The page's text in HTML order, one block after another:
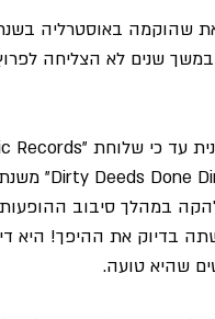
שנים לא הצליחה
במהלך סיבוב ההופעות
בדיוק את ההיפך! היא
שהיא טועה.